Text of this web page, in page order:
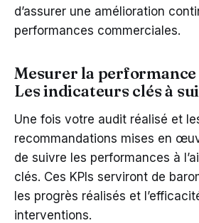
d’assurer une amélioration
performances commerciales.
Mesurer la
Les indicateurs clés à
Une fois votre audit réalisé et
recommandations mises en
de suivre les performances à
clés. Ces KPIs serviront de
les progrès réalisés et
interventions.